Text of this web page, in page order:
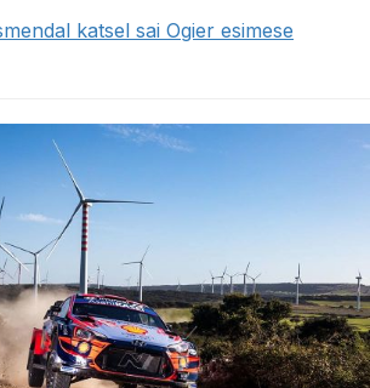
katsel sai Ogier esimese